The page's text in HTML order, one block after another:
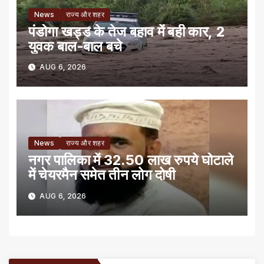
News राज्य और शहर
पंडोगा खड्ड के तेज बहाव में बही कार, 2
युवक बाल-बाल बचे
AUG 6, 2026
News राज्य और शहर
नगर पालिका में 32.50 लाख रुपये घोटाले
में चेयरमैन समेत तीन लोग दोषी
AUG 6, 2026